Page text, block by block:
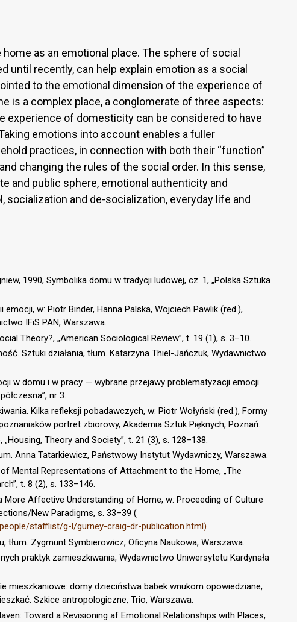
as an emotional place. The sphere of social
until recently, can help explain emotion as a social
to the emotional dimension of the experience of
is a complex place, a conglomerate of three aspects:
experience of domesticity can be considered to have
emotions into account enables a fuller
practices, in connection with both their “function”
changing the rules of the social order. In this sense,
and public sphere, emotional authenticity and
socialization and de-socialization, everyday life and
1990, Symbolika domu w tradycji ludowej, cz. 1, „Polska Sztuka
w: Piotr Binder, Hanna Palska, Wojciech Pawlik (red.),
IFiS PAN, Warszawa.
Theory?, „American Sociological Review”, t. 19 (1), s. 3–10.
Sztuki działania, tłum. Katarzyna Thiel-Jańczuk, Wydawnictwo
w domu i w pracy — wybrane przejawy problematyzacji emocji
nr 3.
Kilka refleksji pobadawczych, w: Piotr Wołyński (red.), Formy
portret zbiorowy, Akademia Sztuk Pięknych, Poznań.
Theory and Society”, t. 21 (3), s. 128–138.
Anna Tatarkiewicz, Państwowy Instytut Wydawniczy, Warszawa.
Mental Representations of Attachment to the Home, „The
t. 8 (2), s. 133–146.
More Affective Understanding of Home, w: Proceeding of Culture
New Paradigms, s. 33–39 (
stafflist/g-l/gurney-craig-dr-publication.html)
tłum. Zygmunt Symbierowicz, Oficyna Naukowa, Warszawa.
praktyk zamieszkiwania, Wydawnictwo Uniwersytetu Kardynała
mieszkaniowe: domy dzieciństwa babek wnukom opowiedziane,
Szkice antropologiczne, Trio, Warszawa.
Toward a Revisioning af Emotional Relationships with Places,